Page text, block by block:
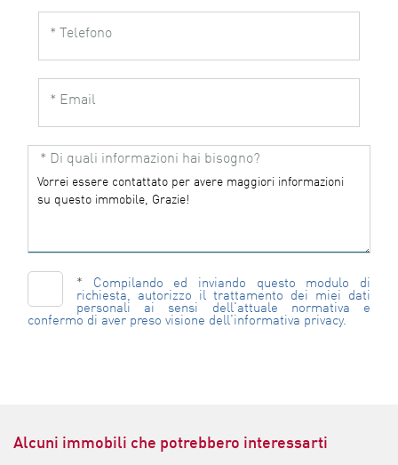
* Telefono
* Email
* Di quali informazioni hai bisogno?
* Compilando ed inviando questo modulo di
richiesta, autorizzo il trattamento dei miei dati
personali ai sensi dell'attuale normativa e
confermo di aver preso visione dell'informativa privacy.
Alcuni immobili che potrebbero interessarti